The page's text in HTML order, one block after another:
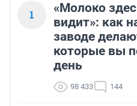
1
«Молоко
видит»: как
заводе
которые вы
день
98 433 144